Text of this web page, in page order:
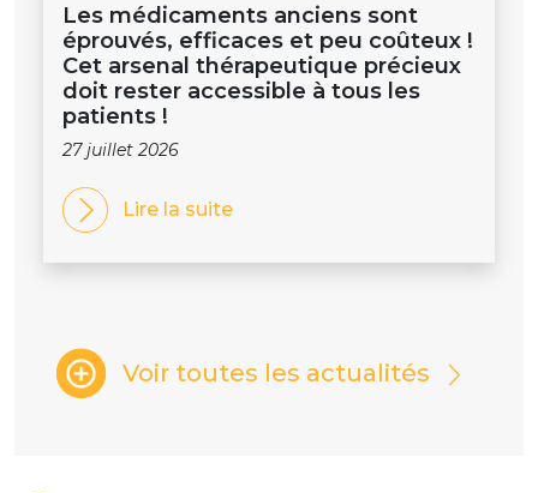
Les médicaments anciens sont
éprouvés, efficaces et peu coûteux !
Cet arsenal thérapeutique précieux
doit rester accessible à tous les
patients !
27 juillet 2026
Lire la suite
Voir toutes les actualités